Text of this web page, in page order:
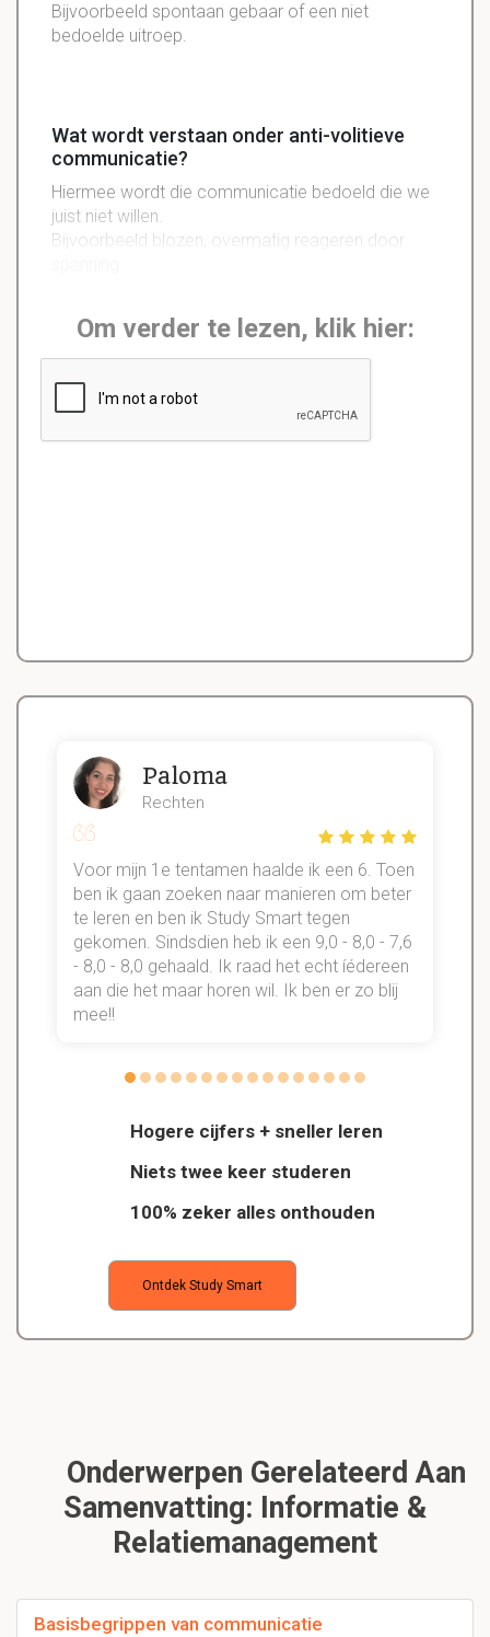
Bijvoorbeeld spontaan gebaar of een niet
bedoelde uitroep.
Wat wordt verstaan onder anti-volitieve
communicatie?
Hiermee wordt die communicatie bedoeld die we
juist niet willen.
Bijvoorbeeld blozen, overmatig reageren door
Om verder te lezen, klik hier:
Hogere cijfers + sneller leren
Niets twee keer studeren
100% zeker alles onthouden
Ontdek Study Smart
Paloma
Rechten
Voor mijn 1e tentamen haalde ik een 6. Toen
ben ik gaan zoeken naar manieren om beter
te leren en ben ik Study Smart tegen
gekomen. Sindsdien heb ik een 9,0 - 8,0 - 7,6
- 8,0 - 8,0 gehaald. Ik raad het echt íédereen
aan die het maar horen wil. Ik ben er zo blij
mee!!
Onderwerpen Gerelateerd Aan
Samenvatting: Informatie &
Relatiemanagement
Basisbegrippen van communicatie